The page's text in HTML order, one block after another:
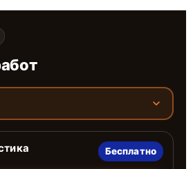
Бесплатно